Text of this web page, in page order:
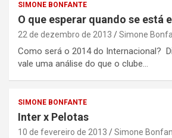
SIMONE BONFANTE
O que esperar quando se está
22 de dezembro de 2013 Simone
Como será o 2014 do Internacional?
vale uma análise do que o clube…
SIMONE BONFANTE
Inter x Pelotas
10 de fevereiro de 2013 Simone